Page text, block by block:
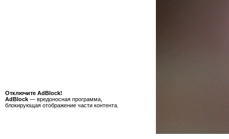
Отключите AdBlock!
AdBlock — вредоносная программа,
блокирующая отображение части контента.